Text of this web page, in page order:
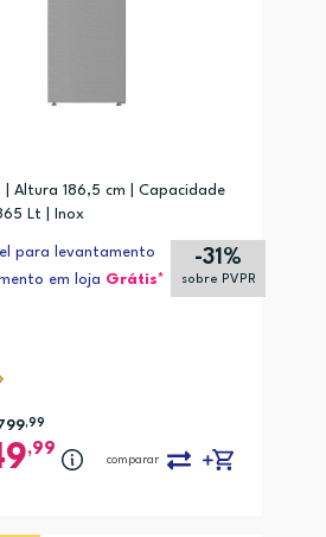
| Altura 186,5 cm | Capacidade
Lt | Inox
para levantamento
em loja Grátis*
-31%
sobre PVPR
,99
,99
comparar